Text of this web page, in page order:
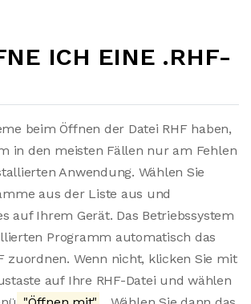
ICH EINE .RHF-
beim Öffnen der Datei RHF haben,
in den meisten Fällen nur am Fehlen
Anwendung. Wählen Sie
aus der Liste aus und
auf Ihrem Gerät. Das Betriebssystem
Programm automatisch das
zuordnen. Wenn nicht, klicken Sie mit
auf Ihre RHF-Datei und wählen